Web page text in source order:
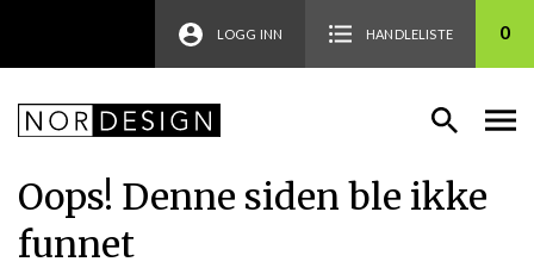
LOGG INN HANDLELISTE 0
Oops! Denne siden ble ikke
funnet